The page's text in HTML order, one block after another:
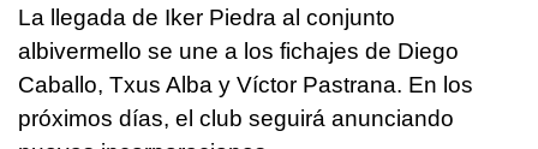
La llegada de Iker Piedra al conjunto
albivermello se une a los fichajes de Diego
Caballo, Txus Alba y Víctor Pastrana. En los
próximos días, el club seguirá anunciando